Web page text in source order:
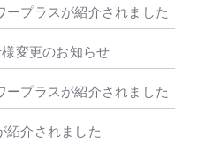
ープラスが紹介されました
様変更のお知らせ
ープラスが紹介されました
紹介されました